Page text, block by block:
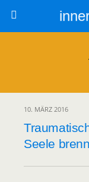
10. MÄRZ 2016
Seele